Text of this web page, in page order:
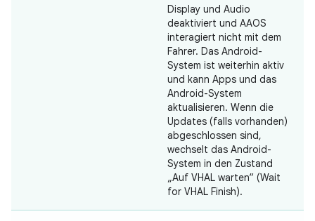
Display und Audio
deaktiviert und AAOS
interagiert nicht mit dem
Fahrer. Das Android-
System ist weiterhin aktiv
und kann Apps und das
Android-System
aktualisieren. Wenn die
Updates (falls vorhanden)
abgeschlossen sind,
wechselt das Android-
System in den Zustand
„Auf VHAL warten“ (Wait
for VHAL Finish).